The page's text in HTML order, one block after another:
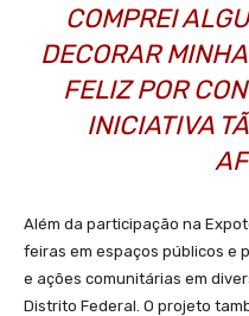
COMPREI
DECORAR
FELIZ POR
INICIATIVA
Além da participação na
feiras em espaços públicos e
e ações comunitárias em
Distrito Federal. O projeto